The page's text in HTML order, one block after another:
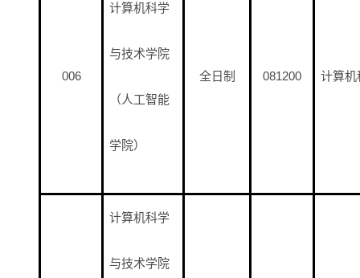
006
计算机科学
与技术学院
（人工智能
学院）
全日制 081200 计算机
计算机科学
与技术学院